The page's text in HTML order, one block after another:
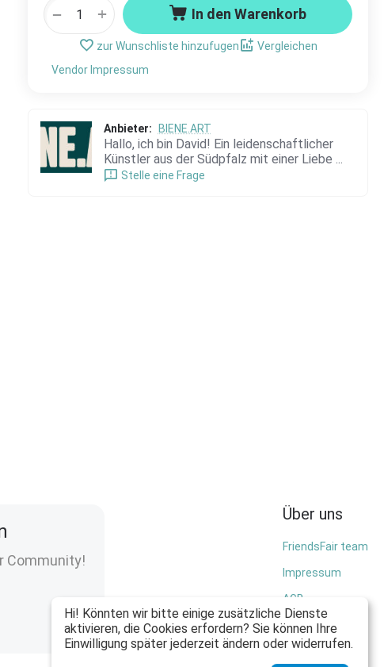
+
− In den Warenkorb
zur Wunschliste hinzufugen
Vergleichen
Vendor Impressum
Anbieter: BIENE.ART
Hallo, ich bin David! Ein leidenschaftlicher
Künstler aus der Südpfalz mit einer Liebe ...
Stelle eine Frage
Community!
Über uns
FriendsFair team
Impressum
AGB
Privacy policy
Sitemap
Hi! Könnten wir bitte einige zusätzliche Dienste
aktivieren, die Cookies erfordern? Sie können Ihre
Einwilligung später jederzeit ändern oder widerrufen.